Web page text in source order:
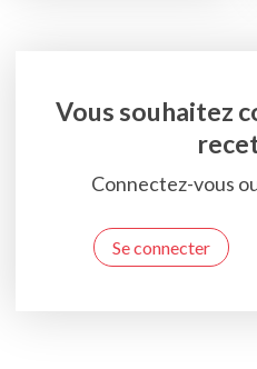
Vous souhaitez
Connectez-vous
Se connecter